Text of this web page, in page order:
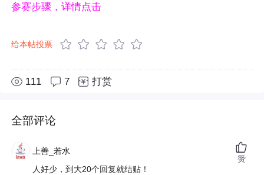
参赛步骤，详情点击
给本帖投票
111 7 打赏
全部评论
上善_若水
人好少，到大20个回复就结贴！
赞